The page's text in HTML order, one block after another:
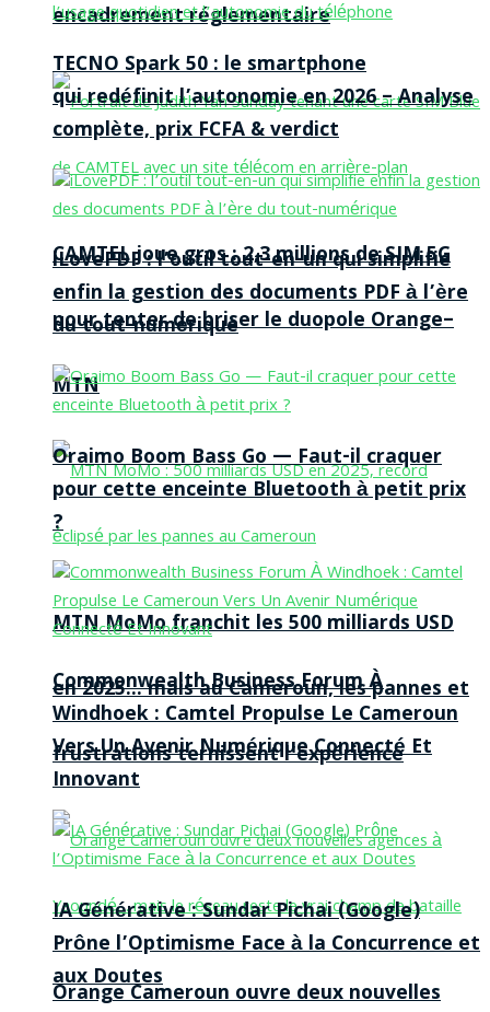
encadrement réglementaire
CAMTEL joue gros : 2,3 millions de SIM 5G
pour tenter de briser le duopole Orange–
MTN
MTN MoMo franchit les 500 milliards USD
en 2025… mais au Cameroun, les pannes et
frustrations ternissent l’expérience
Orange Cameroun ouvre deux nouvelles
TECNO Spark 50 : le smartphone
qui redéfinit l’autonomie en 2026 – Analyse
complète, prix FCFA & verdict
iLovePDF : l’outil tout-en-un qui simplifie
enfin la gestion des documents PDF à l’ère
du tout-numérique
Oraimo Boom Bass Go — Faut-il craquer
pour cette enceinte Bluetooth à petit prix
?
Commonwealth Business Forum À
Windhoek : Camtel Propulse Le Cameroun
Vers Un Avenir Numérique Connecté Et
Innovant
IA Générative : Sundar Pichai (Google)
Prône l’Optimisme Face à la Concurrence et
aux Doutes